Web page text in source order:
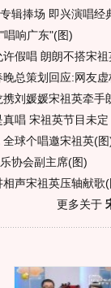
辑捧场 即兴演唱经
唱响广东"(图)
假唱 朗朗不搭宋祖
总策划回应:网友虚
刘媛媛宋祖英牵手
唱 宋祖英节目未定
球个唱邀宋祖英(图
协会副主席(图)
声宋祖英压轴献歌
更多关于